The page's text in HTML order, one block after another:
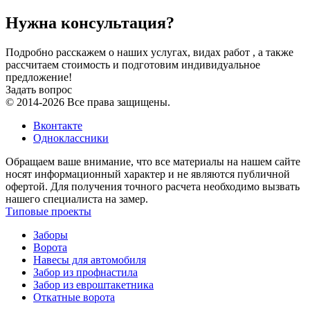
Нужна консультация?
Подробно расскажем о наших услугах, видах работ , а также
рассчитаем стоимость и подготовим индивидуальное
предложение!
Задать вопрос
© 2014-2026 Все права защищены.
Вконтакте
Одноклассники
Обращаем ваше внимание, что все материалы на нашем сайте
носят информационный характер и не являются публичной
офертой. Для получения точного расчета необходимо вызвать
нашего специалиста на замер.
Типовые проекты
Заборы
Ворота
Навесы для автомобиля
Забор из профнастила
Забор из евроштакетника
Откатные ворота